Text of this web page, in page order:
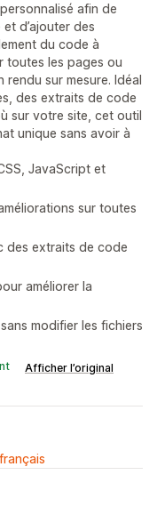
afin de
d’ajouter des
du code à
toutes les pages ou
sur mesure. Idéal
des extraits de code
sur votre site, cet outil
unique sans avoir à
JavaScript et
sur toutes
des extraits de code
améliorer la
modifier les fichiers
Afficher l’original